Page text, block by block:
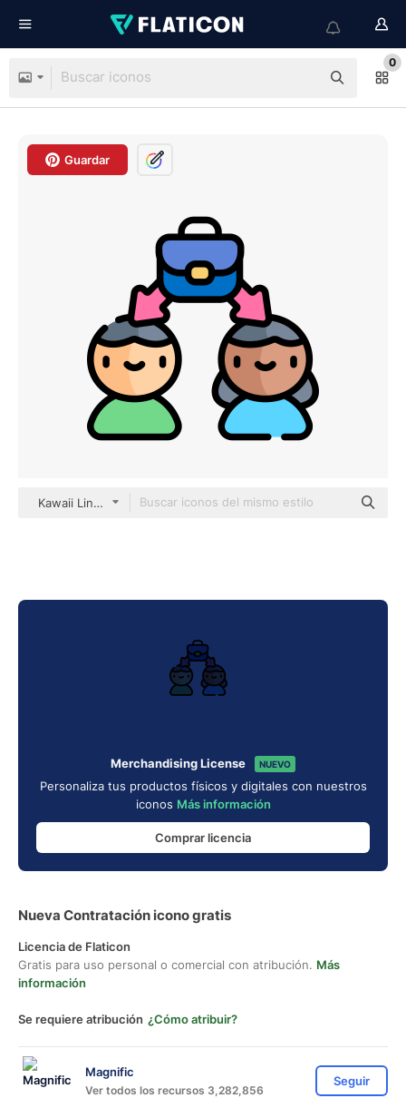
0
Guardar
Kawaii Lineal color
Merchandising License NUEVO
Personaliza tus productos físicos y digitales con nuestros
iconos Más información
Comprar licencia
Nueva Contratación icono gratis
Licencia de Flaticon
Gratis para uso personal o comercial con atribución. Más
información
Se requiere atribución ¿Cómo atribuir?
Magnific
Ver todos los recursos 3,282,856
Seguir